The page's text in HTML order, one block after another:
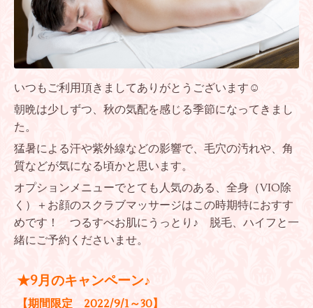
いつもご利用頂きましてありがとうございます☺
朝晩は少しずつ、秋の気配を感じる季節になってきまし
た。
猛暑による汗や紫外線などの影響で、毛穴の汚れや、角
質などが気になる頃かと思います。
オプションメニューでとても人気のある、全身（VIO除
く）＋お顔のスクラブマッサージはこの時期特におすす
めです！ つるすべお肌にうっとり♪ 脱毛、ハイフと一
緒にご予約くださいませ。
★9月のキャンペーン♪
【期間限定 2022/9/1～30】